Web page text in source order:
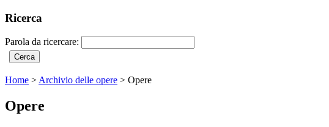
Ricerca
Parola da ricercare:
Home > Archivio delle opere > Opere
Opere